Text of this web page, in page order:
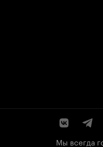
Мы всегда